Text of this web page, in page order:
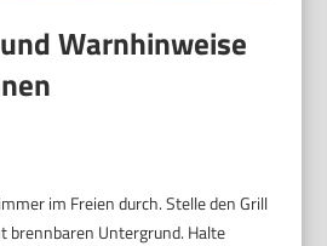
Warnhinweise
im Freien durch. Stelle den Grill
brennbaren Untergrund. Halte